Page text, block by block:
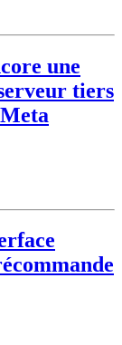
une
tiers